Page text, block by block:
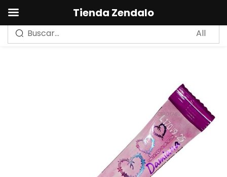
Tienda Zendalo
Sign in
Lost password?
CREAR UNA CUENTA